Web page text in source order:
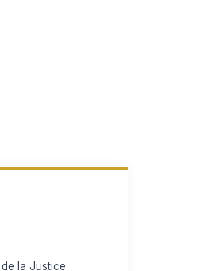
la Justice